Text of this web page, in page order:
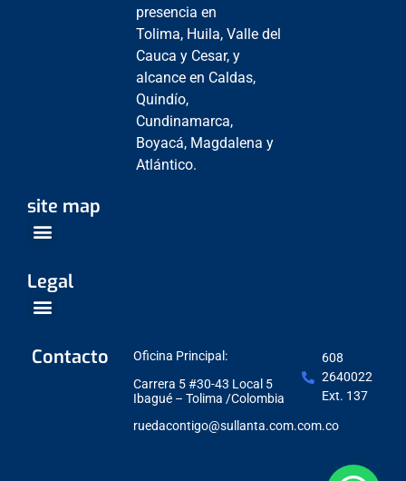
presencia en
Tolima, Huila, Valle del
Cauca y Cesar, y
alcance en Caldas,
Quindío,
Cundinamarca,
Boyacá, Magdalena y
Atlántico.
site map
Legal
Contacto
Oficina Principal:
Carrera 5 #30-43 Local 5
Ibagué – Tolima /Colombia
ruedacontigo@sullanta.com.com.co
608
2640022
Ext. 137